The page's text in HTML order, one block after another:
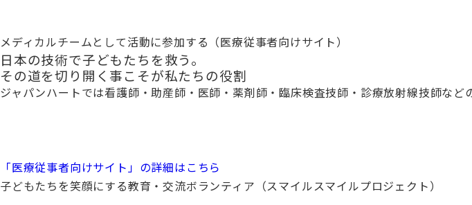
メディカルチームとして活動に参加する（医療従事者向けサイト）
日本の技術で子どもたちを救う。
その道を切り開く事こそが私たちの役割
ジャパンハートでは看護師・助産師・医師・薬剤師・臨床検査技師・診療放射線技師な
「医療従事者向けサイト」の詳細はこちら
子どもたちを笑顔にする教育・交流ボランティア（スマイルスマイルプロジェクト）